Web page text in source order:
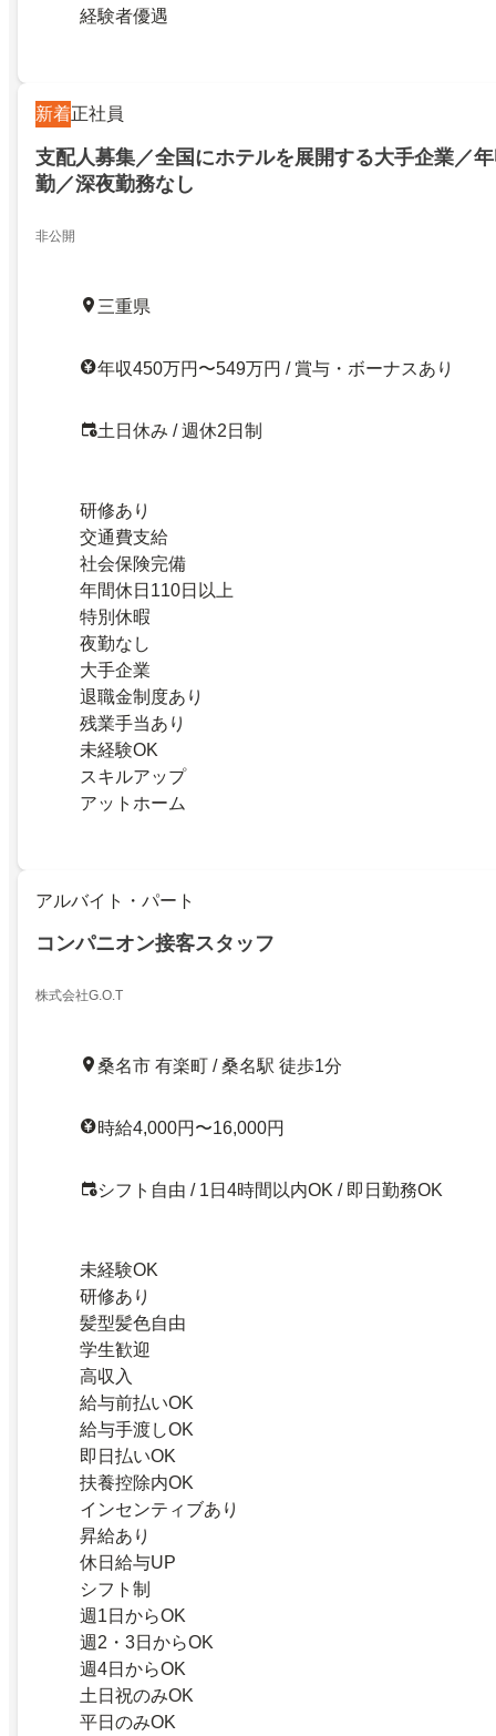
経験者優遇
新着正社員
支配人募集／全国にホテルを展開する大手企業／
勤／深夜勤務なし
非公開
三重県
年収450万円〜549万円 / 賞与・ボーナスあり
土日休み / 週休2日制
研修あり
交通費支給
社会保険完備
年間休日110日以上
特別休暇
夜勤なし
大手企業
退職金制度あり
残業手当あり
未経験OK
スキルアップ
アットホーム
アルバイト・パート
コンパニオン接客スタッフ
株式会社G.O.T
桑名市 有楽町 / 桑名駅 徒歩1分
時給4,000円〜16,000円
シフト自由 / 1日4時間以内OK / 即日勤務OK
未経験OK
研修あり
髪型髪色自由
学生歓迎
高収入
給与前払いOK
給与手渡しOK
即日払いOK
扶養控除内OK
インセンティブあり
昇給あり
休日給与UP
シフト制
週1日からOK
週2・3日からOK
週4日からOK
土日祝のみOK
平日のみOK